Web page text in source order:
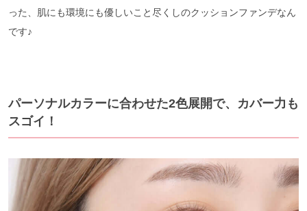
った、肌にも環境にも優しいこと尽くしのクッションファンデなん
です♪
パーソナルカラーに合わせた2色展開で、カバー力も
スゴイ！